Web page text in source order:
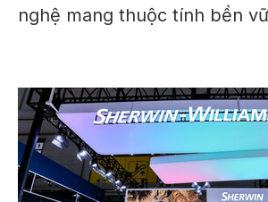
nghệ mang thuộc tính bền